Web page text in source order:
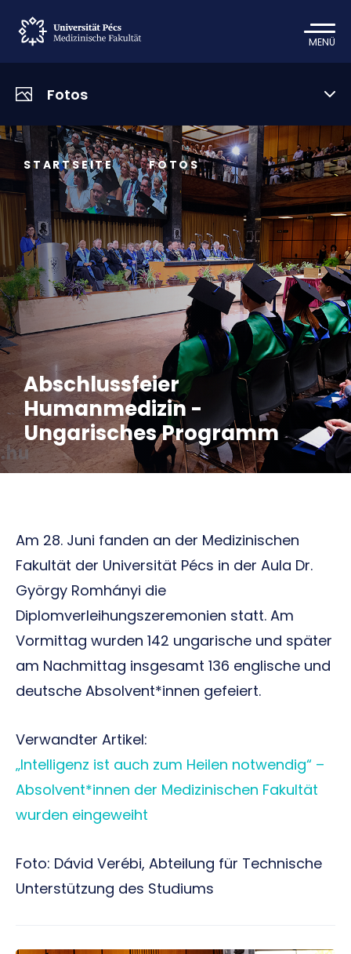
MENÜ
Fotos
STARTSEITE FOTOS
Abschlussfeier
Humanmedizin -
Ungarisches Programm
Am 28. Juni fanden an der Medizinischen
Fakultät der Universität Pécs in der Aula Dr.
György Romhányi die
Diplomverleihungszeremonien statt. Am
Vormittag wurden 142 ungarische und später
am Nachmittag insgesamt 136 englische und
deutsche Absolvent*innen gefeiert.
Verwandter Artikel:
„Intelligenz ist auch zum Heilen notwendig“ –
Absolvent*innen der Medizinischen Fakultät
wurden eingeweiht
Foto: Dávid Verébi, Abteilung für Technische
Unterstützung des Studiums